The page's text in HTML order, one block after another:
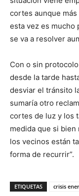
cortes aunque
esta vez es mucho
se va a resolver
Con o sin
desde la tarde
desviar el tránsito
sumaría otro
cortes de luz y los
medida que si bien
los vecinos están
forma de recurrir”.
ETIQUETAS crisis